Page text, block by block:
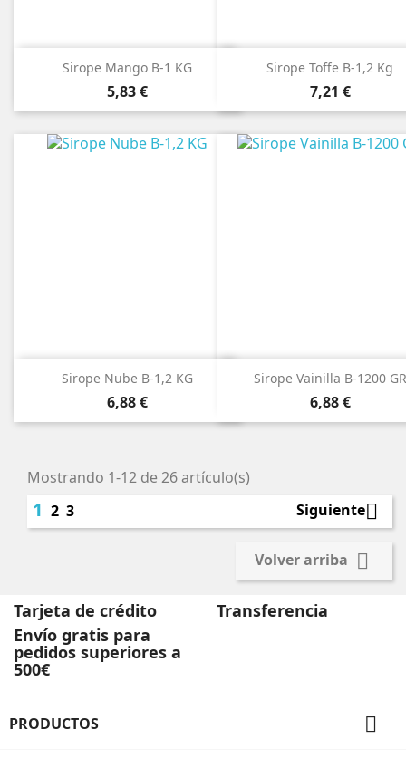
Sirope Mango B-1 KG
Precio
5,83 €
Sirope Toffe B-1,2 Kg
Precio
7,21 €
Sirope Nube B-1,2 KG
Precio
6,88 €
Sirope Vainilla B-1200 GR
Precio
6,88 €
Mostrando 1-12 de 26 artículo(s)
1 2 3 Siguiente
Volver arriba 
Tarjeta de crédito
Transferencia
Envío gratis para
pedidos superiores a
500€
PRODUCTOS 